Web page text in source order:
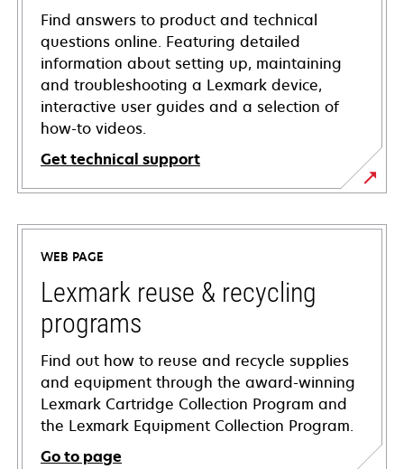
Find answers to product and technical
questions online. Featuring detailed
information about setting up, maintaining
and troubleshooting a Lexmark device,
interactive user guides and a selection of
how-to videos.
Get technical support
opens
in
new
tab
WEB PAGE
Lexmark reuse & recycling
programs
Find out how to reuse and recycle supplies
and equipment through the award-winning
Lexmark Cartridge Collection Program and
the Lexmark Equipment Collection Program.
Go to page